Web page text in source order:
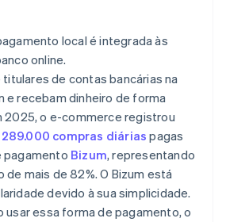
local é integrada às
online.
de contas bancárias na
e recebam dinheiro de forma
2025, o e-commerce registrou
compras diáriaspagas
pagamento Bizum, representando
de mais de 82%. O Bizum está
devido à sua simplicidade.
usar essa forma de pagamento, o